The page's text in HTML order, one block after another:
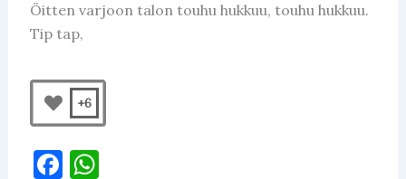
Öitten varjoon talon touhu hukkuu, touhu hukkuu.
Tip tap,
+6
F W